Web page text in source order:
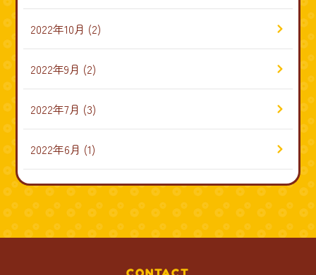
2022年10月 (2)
2022年9月 (2)
2022年7月 (3)
2022年6月 (1)